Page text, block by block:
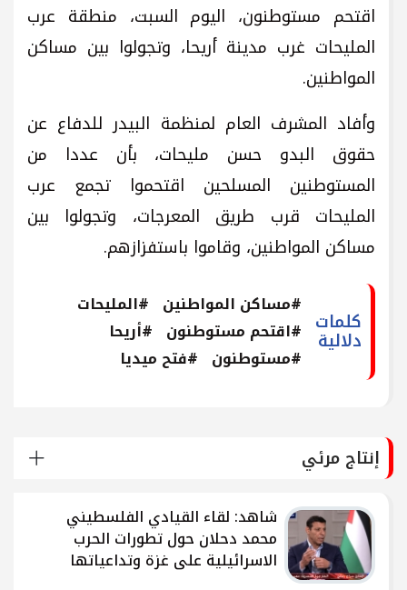
اقتحم مستوطنون، اليوم السبت، منطقة عرب
المليحات غرب مدينة أريحا، وتجولوا بين مساكن
المواطنين.
وأفاد المشرف العام لمنظمة البيدر للدفاع عن
حقوق البدو حسن مليحات، بأن عددا من
المستوطنين المسلحين اقتحموا تجمع عرب
المليحات قرب طريق المعرجات، وتجولوا بين
مساكن المواطنين، وقاموا باستفزازهم.
كلمات
دلالية
#مساكن المواطنين #المليحات
#اقتحم مستوطنون #أريحا
#مستوطنون #فتح ميديا
إنتاج مرئي
شاهد: لقاء القيادي الفلسطيني
محمد دحلان حول تطورات الحرب
الاسرائيلية على غزة وتداعياتها